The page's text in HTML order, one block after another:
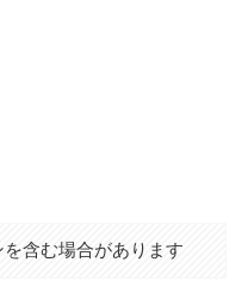
含む場合があります